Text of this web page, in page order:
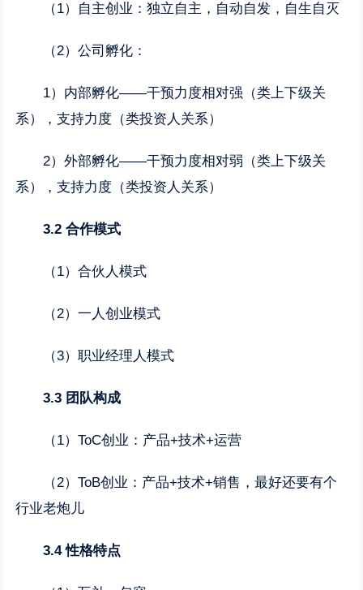
（1）自主创业：独立自主，自动自发，自生自灭
（2）公司孵化：
1）内部孵化——干预力度相对强（类上下级关
系），支持力度（类投资人关系）
2）外部孵化——干预力度相对弱（类上下级关
系），支持力度（类投资人关系）
3.2 合作模式
（1）合伙人模式
（2）一人创业模式
（3）职业经理人模式
3.3 团队构成
（1）ToC创业：产品+技术+运营
（2）ToB创业：产品+技术+销售，最好还要有个
行业老炮儿
3.4 性格特点